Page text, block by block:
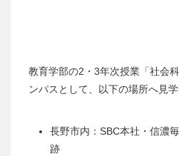
教育学部の2・3年次授業「社会
ンパスとして、以下の場所へ見学
長野市内：SBC本社・信濃
跡